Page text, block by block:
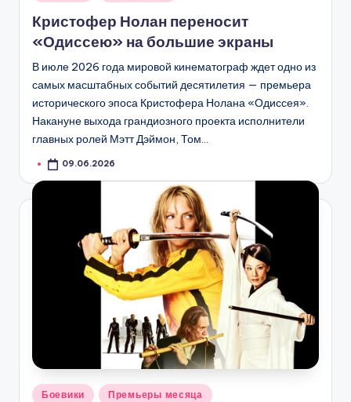
Кристофер Нолан переносит
«Одиссею» на большие экраны
В июле 2026 года мировой кинематограф ждет одно из
самых масштабных событий десятилетия — премьера
исторического эпоса Кристофера Нолана «Одиссея».
Накануне выхода грандиозного проекта исполнители
главных ролей Мэтт Дэймон, Том…
09.06.2026
Опубликовано
Боевики Премьеры месяца